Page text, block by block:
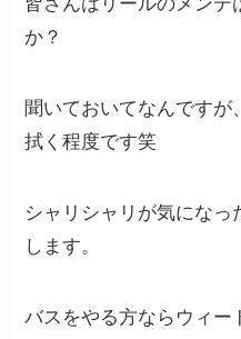
か？
聞いておいてなんですが
拭く程度です笑
シャリシャリが気にな
します。
バスをやる方ならウィー